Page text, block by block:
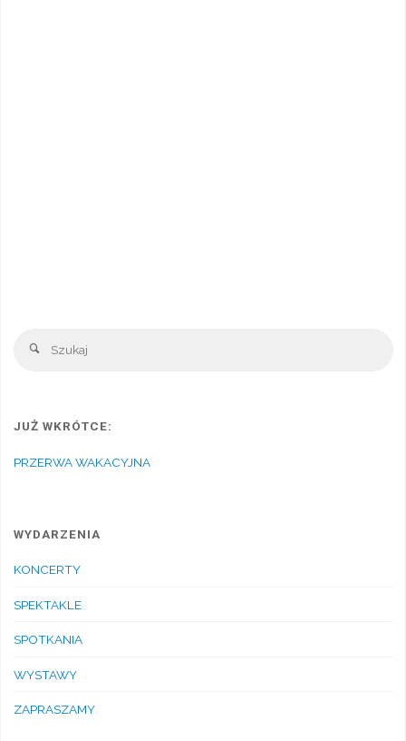
Szukaj
JUŻ WKRÓTCE:
PRZERWA WAKACYJNA
WYDARZENIA
KONCERTY
SPEKTAKLE
SPOTKANIA
WYSTAWY
ZAPRASZAMY